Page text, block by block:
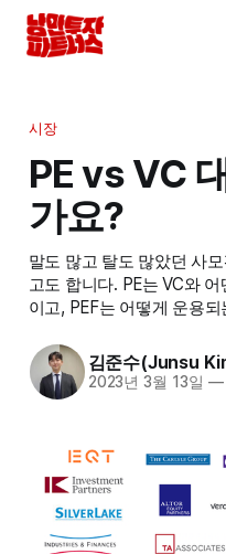
시장
PE vs VC
가요?
말도 많고 탈도 많았던 사
고도 합니다. PE는 VC와
이고, PEF는 어떻게 운용
김준수(Junsu
2023년 3월 13일 —